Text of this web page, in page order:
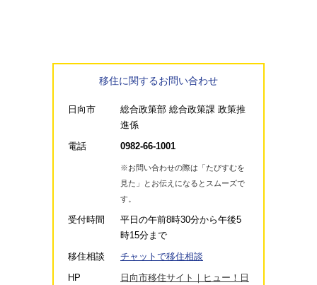
移住に関するお問い合わせ
日向市
総合政策部 総合政策課 政策推
進係
電話
0982-66-1001
※お問い合わせの際は「たびすむを
見た」とお伝えになるとスムーズで
す。
受付時間
平日の午前8時30分から午後5
時15分まで
移住相談
チャットで移住相談
HP
日向市移住サイト｜ヒュー！日